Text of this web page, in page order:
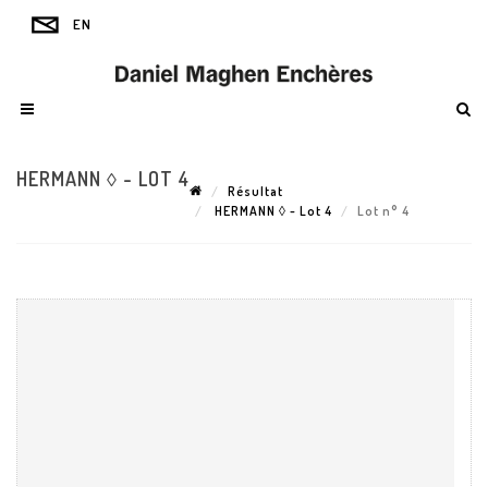
HERMANN ◊ - LOT 4
Résultat
HERMANN ◊ - Lot 4
Lot n° 4